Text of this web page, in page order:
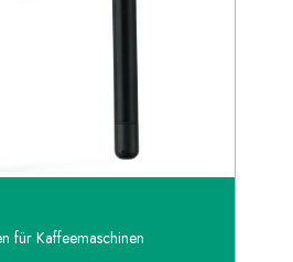
für Kaffeemaschinen